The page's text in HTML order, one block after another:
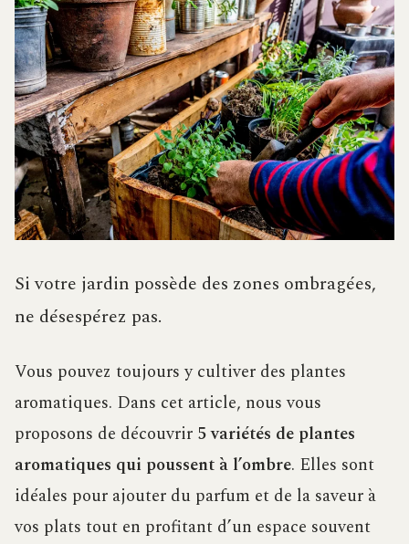
Si votre jardin possède des zones ombragées,
ne désespérez pas.
Vous pouvez toujours y cultiver des plantes
aromatiques. Dans cet article, nous vous
proposons de découvrir 5 variétés de plantes
aromatiques qui poussent à l’ombre. Elles sont
idéales pour ajouter du parfum et de la saveur à
vos plats tout en profitant d’un espace souvent